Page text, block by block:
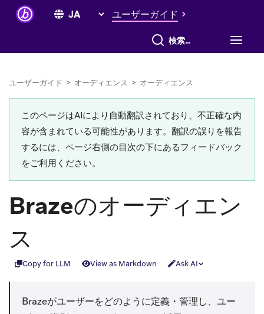
ユーザーガイド
すべて検索
ユーザーガイド > オーディエンス > オーディエンス
このページはAIにより自動翻訳されており、不正確な内
容が含まれている可能性があります。翻訳の誤りを報告
するには、ページ右側の目次の下にあるフィードバック
をご利用ください。
Brazeのオーディエン
ス
Copy for LLM View as Markdown Ask AI
Brazeがユーザーをどのように定義・管理し、ユー